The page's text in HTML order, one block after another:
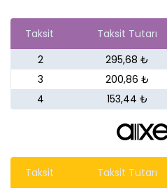
Taksit Taksit Tutarı
2
295,68 ₺
3
200,86 ₺
4
153,44 ₺
Taksit Taksit Tutarı